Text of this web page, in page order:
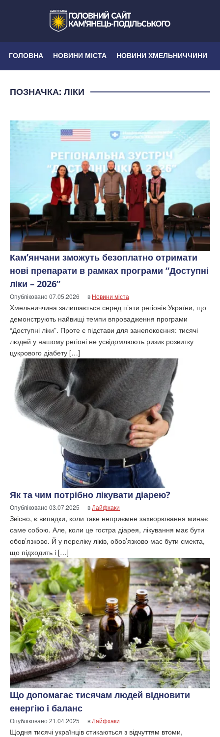
ГОЛОВНА НОВИНИ МІСТА НОВИНИ ХМЕЛЬНИЧЧИНИ
ПОЗНАЧКА: ЛІКИ
Кам’янчани зможуть безоплатно отримати
нові препарати в рамках програми “Доступні
ліки – 2026”
Опубліковано07.05.2026 в Новини міста
Хмельниччина залишається серед п’яти регіонів України, що
демонструють найвищі темпи впровадження програми
“Доступні ліки”. Проте є підстави для занепокоєння: тисячі
людей у нашому регіоні не усвідомлюють ризик розвитку
цукрового діабету […]
Як та чим потрібно лікувати діарею?
Опубліковано03.07.2025 в Лайфхаки
Звісно, є випадки, коли таке неприємне захворювання минає
саме собою. Але, коли це гостра діарея, лікування має бути
обов’язково. Й у переліку ліків, обов’язково має бути смекта,
що підходить і […]
Що допомагає тисячам людей відновити
енергію і баланс
Опубліковано21.04.2025 в Лайфхаки
Щодня тисячі українців стикаються з відчуттям втоми,